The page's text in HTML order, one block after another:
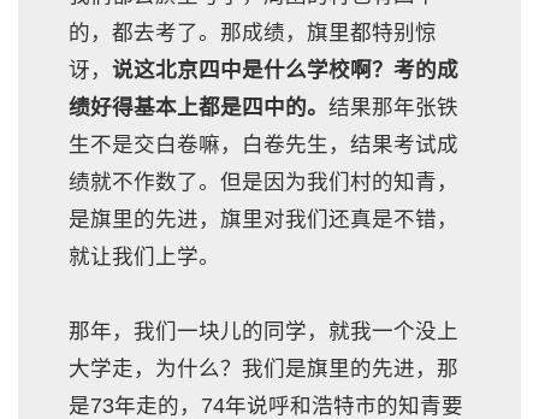
的，都去考了。那成绩，旗里都特别惊
讶， 说这北京四中是什么学校啊？考的成
绩好得基本上都是四中的。 结果那年张铁
生不是交白卷嘛，白卷先生，结果考试成
绩就不作数了。但是因为我们村的知青，
是旗里的先进，旗里对我们还真是不错，
就让我们上学。
那年，我们一块儿的同学，就我一个没上
大学走，为什么？我们是旗里的先进，那
是73年走的，74年说呼和浩特市的知青要